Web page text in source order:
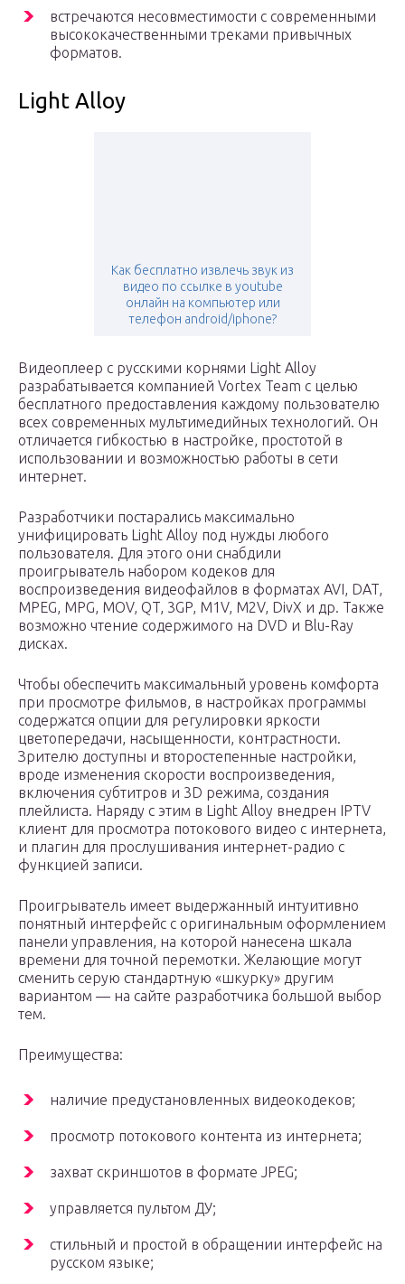
встречаются несовместимости с современными
высококачественными треками привычных
форматов.
Light Alloy
Как бесплатно извлечь звук из
видео по ссылке в youtube
онлайн на компьютер или
телефон android/iphone?
Видеоплеер с русскими корнями Light Alloy
разрабатывается компанией Vortex Team с целью
бесплатного предоставления каждому пользователю
всех современных мультимедийных технологий. Он
отличается гибкостью в настройке, простотой в
использовании и возможностью работы в сети
интернет.
Разработчики постарались максимально
унифицировать Light Alloy под нужды любого
пользователя. Для этого они снабдили
проигрыватель набором кодеков для
воспроизведения видеофайлов в форматах AVI, DAT,
MPEG, MPG, MOV, QT, 3GP, M1V, M2V, DivX и др. Также
возможно чтение содержимого на DVD и Blu-Ray
дисках.
Чтобы обеспечить максимальный уровень комфорта
при просмотре фильмов, в настройках программы
содержатся опции для регулировки яркости
цветопередачи, насыщенности, контрастности.
Зрителю доступны и второстепенные настройки,
вроде изменения скорости воспроизведения,
включения субтитров и 3D режима, создания
плейлиста. Наряду с этим в Light Alloy внедрен IPTV
клиент для просмотра потокового видео с интернета,
и плагин для прослушивания интернет-радио с
функцией записи.
Проигрыватель имеет выдержанный интуитивно
понятный интерфейс с оригинальным оформлением
панели управления, на которой нанесена шкала
времени для точной перемотки. Желающие могут
сменить серую стандартную «шкурку» другим
вариантом — на сайте разработчика большой выбор
тем.
Преимущества:
наличие предустановленных видеокодеков;
просмотр потокового контента из интернета;
захват скриншотов в формате JPEG;
управляется пультом ДУ;
стильный и простой в обращении интерфейс на
русском языке;